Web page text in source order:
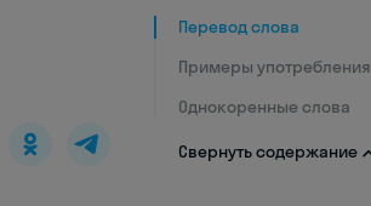
Перевод слова
Примеры употребления
Однокоренные слова
Свернуть содержание